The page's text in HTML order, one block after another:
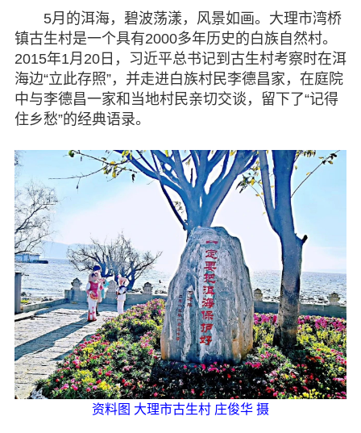
5月的洱海，碧波荡漾，风景如画。大理市湾桥
镇古生村是一个具有2000多年历史的白族自然村。
2015年1月20日，习近平总书记到古生村考察时在洱
海边“立此存照”，并走进白族村民李德昌家，在庭院
中与李德昌一家和当地村民亲切交谈，留下了“记得
住乡愁”的经典语录。
资料图 大理市古生村 庄俊华 摄